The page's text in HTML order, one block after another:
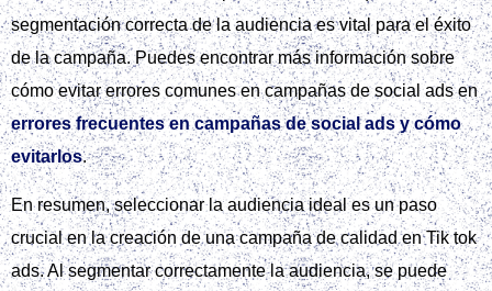
Crear una imagen que muestre los pasos para
configurar una campaña y grupos de anuncios
en TikTok Ads, incluyendo la selección del
objetivo publicitario y la creación de grupos de
anuncios.
Luego, debes crear grupos de anuncios con su propia
segmentación y presupuesto. Esto te permitirá dirigirte a
audiencias específicas y maximizar el impacto de tus